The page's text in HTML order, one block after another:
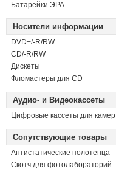
Батарейки ЭРА
Носители информации
DVD+/-R/RW
СD/-R/RW
Дискеты
Фломастеры для CD
Аудио- и Видеокассеты
Цифровые кассеты для камер
Сопутствующие товары
Антистатические полотенца
Скотч для фотолабораторий